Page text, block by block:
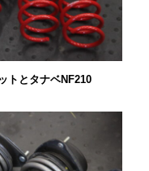
トとタナベNF210